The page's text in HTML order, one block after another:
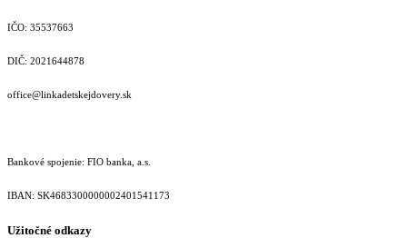
IČO: 35537663
DIČ: 2021644878
office@linkadetskejdovery.sk
Bankové spojenie: FIO banka, a.s.
IBAN: SK46833000000­02401541173
Užitočné odkazy